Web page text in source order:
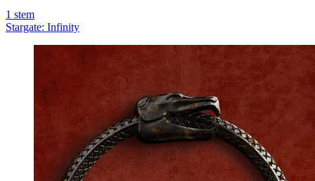
1 stem
Stargate: Infinity